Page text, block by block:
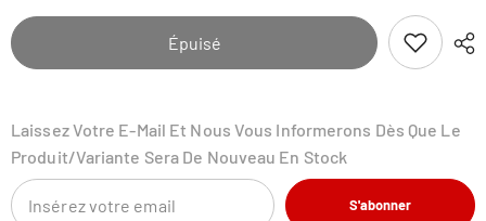
SWSH6
Booster
Booster
Épuisé
Laissez Votre E-Mail Et Nous Vous Informerons Dès Que Le
Produit/variante Sera De Nouveau En Stock
S'abonner